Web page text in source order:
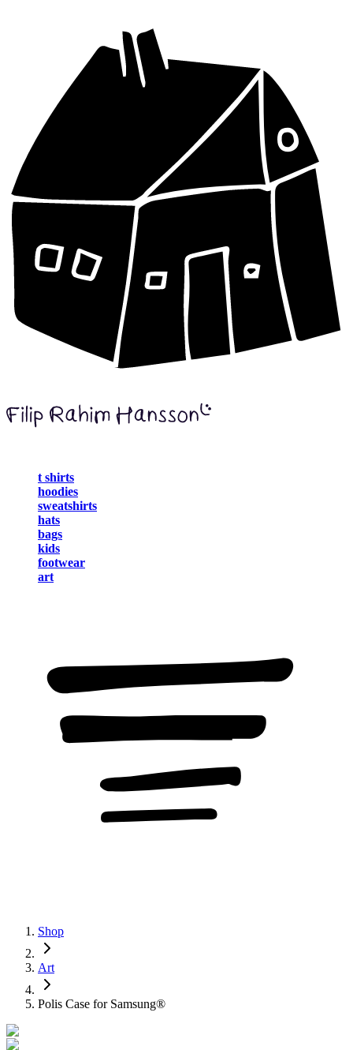
t shirts
hoodies
sweatshirts
hats
bags
kids
footwear
art
Shop
Art
Polis Case for Samsung®